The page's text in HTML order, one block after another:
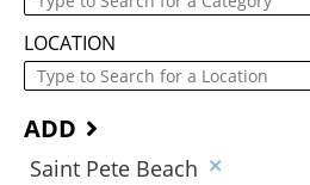
LOCATION
ADD
Saint Pete Beach